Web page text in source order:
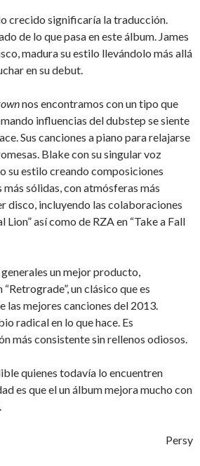
crecido significaría la traducción.
de lo que pasa en este álbum. James
madura su estilo llevándolo más allá
en su debut.
nos encontramos con un tipo que
influencias del dubstep se siente
Sus canciones a piano para relajarse
Blake con su singular voz
su estilo creando composiciones
sólidas, con atmósferas más
disco, incluyendo las colaboraciones
Lion” así como de RZA en “Take a Fall
generales un mejor producto,
un clásico que es
las mejores canciones del 2013.
radical en lo que hace. Es
más consistente sin rellenos odiosos.
quienes todavía lo encuentren
es que el un álbum mejora mucho con
Persy